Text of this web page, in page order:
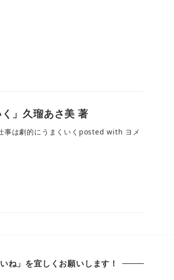
」久瑠あさ美 著
事は劇的にうまくいくposted with ヨメ
いね」を宜しくお願いします！